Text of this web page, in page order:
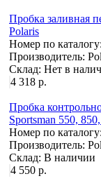
Пробка заливная
Polaris
Номер по каталогу:
Производитель:
Склад: Нет в
4 318 р.
Пробка
Sportsman 550,
Номер по каталогу:
Производитель:
Склад: В наличии
4 550 р.